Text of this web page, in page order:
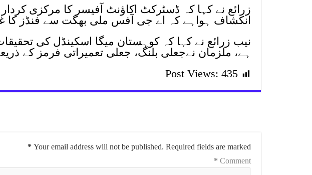
زرائع نے کہا کہ ڈسٹرکٹ اکاؤنٹ آفیسر کا مرکزی
انکشاف ہواہے کہ اے جی آفس ملی بھگت سے فنڈز کا
نیب زرائع نے کہا کہ کوہستان میگا اسکینڈل کی
ہے، ملزمان نےجعلی بلنگ، جعلی تعمیراتی فرمز کے
Post Views: 435
Your email address will not be published. Required fields are marked
*
Comment
*